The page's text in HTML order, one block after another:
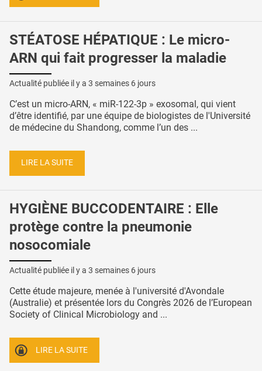
STÉATOSE HÉPATIQUE : Le micro-
ARN qui fait progresser la maladie
Actualité publiée il y a 3 semaines 6 jours
C’est un micro-ARN, « miR-122-3p » exosomal, qui vient
d’être identifié, par une équipe de biologistes de l'Université
de médecine du Shandong, comme l’un des ...
LIRE LA SUITE
HYGIÈNE BUCCODENTAIRE : Elle
protège contre la pneumonie
nosocomiale
Actualité publiée il y a 3 semaines 6 jours
Cette étude majeure, menée à l'université d'Avondale
(Australie) et présentée lors du Congrès 2026 de l’European
Society of Clinical Microbiology and ...
LIRE LA SUITE